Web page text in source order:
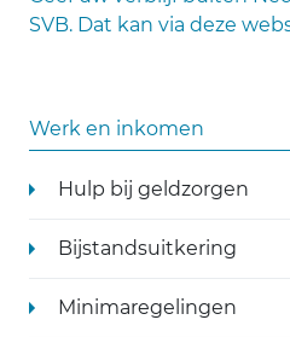
SVB. Dat kan via deze
Werk en inkomen
Hulp bij geldzorgen
Bijstandsuitkering
Minimaregelingen